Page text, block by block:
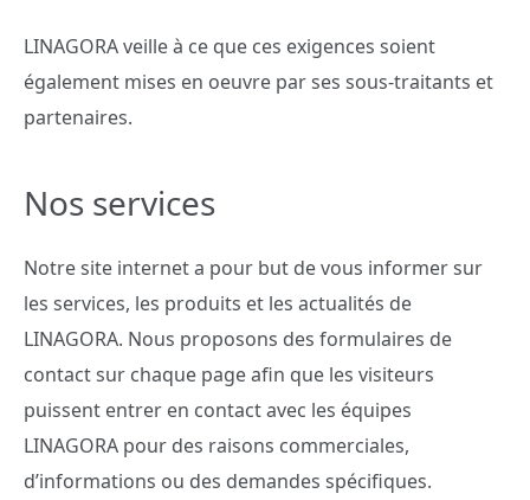
LINAGORA veille à ce que ces exigences soient
également mises en oeuvre par ses sous-traitants et
partenaires.
Nos services
Notre site internet a pour but de vous informer sur
les services, les produits et les actualités de
LINAGORA. Nous proposons des formulaires de
contact sur chaque page afin que les visiteurs
puissent entrer en contact avec les équipes
LINAGORA pour des raisons commerciales,
d’informations ou des demandes spécifiques.